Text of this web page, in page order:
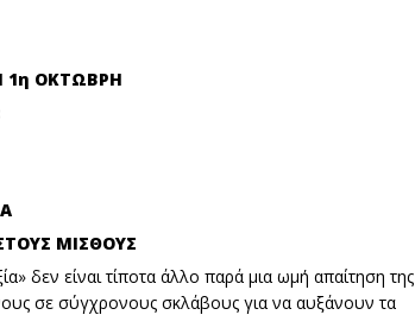
1η ΟΚΤΩΒΡΗ
ΜΙΣΘΟΥΣ
δεν είναι τίποτα άλλο παρά μια ωμή απαίτηση της
σε σύγχρονους σκλάβους για να αυξάνουν τα